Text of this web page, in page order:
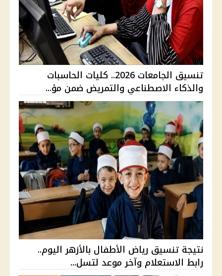
تنسيق الجامعات 2026.. كليات الحاسبات
والذكاء الاصطناعي والتمريض ضمن مؤ...
نتيجة تنسيق رياض الأطفال بالأزهر اليوم..
رابط الاستعلام وآخر موعد لتسل...